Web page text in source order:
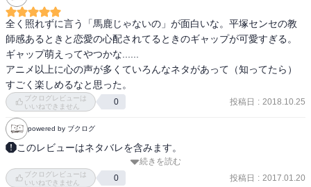
葉山と戸塚と八幡の3人組の出来上がり。
沙希の方は・・・姉弟で直接話し合わせて無事終了。
そして、八幡は小町の発言によって、入学式の交通事故の原因であ
る犬が結衣の愛犬であることを知る。
基本の人物はすでに既出なので、話はどうにでも転がる。
これから先、ちょい長くなることになるのだが。
個人的に平塚先生好きですｗ
全く照れずに言う「馬鹿じゃないの」が面白いな。平塚センセの教
師感あるときと恋愛の心配されてるときのギャップが可愛すぎる。
ギャップ萌えってやつかな......
アニメ以上に心の声が多くていろんなネタがあって（知ってたら）
すごく楽しめるなと思った。
ブクログレビューは
いいねできません
0 投稿日 : 2018.10.25
powered by ブクログ
このレビューはネタバレを含みます。
なんとも言えず、八幡、雪乃の闇の深さを感じさせる巻。殊に八
幡。中学時代に一度振られたくらいで、ラスト近くの｢優しい女の子
続きを読む
ブクログレビューは
いいねできません
0 投稿日 : 2017.01.20